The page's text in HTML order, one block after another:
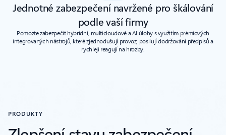
Jednotné zabezpečení navržené pro škálování
podle vaší firmy
Pomozte zabezpečit hybridní, multicloudové a AI úlohy s využitím prémiových
integrovaných nástrojů, které zjednodušují provoz, posilují dodržování předpisů a
rychleji reagují na hrozby.
PRODUKTY